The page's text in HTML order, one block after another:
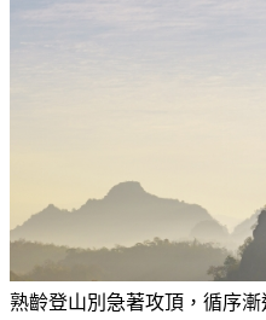
熟齡登山別急著攻頂，循序